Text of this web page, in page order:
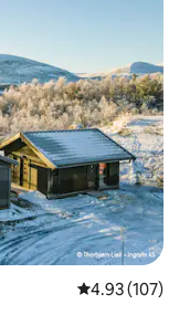
レビュー107
4.93 (107)